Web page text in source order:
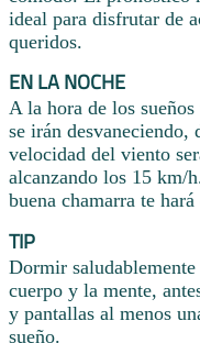
ideal para disfrutar de
queridos.
EN LA NOCHE
A la hora de los
se irán desvaneciendo,
velocidad del viento
alcanzando los 15 km/
buena chamarra te
TIP
Dormir
cuerpo y la mente,
y pantallas al menos
sueño.